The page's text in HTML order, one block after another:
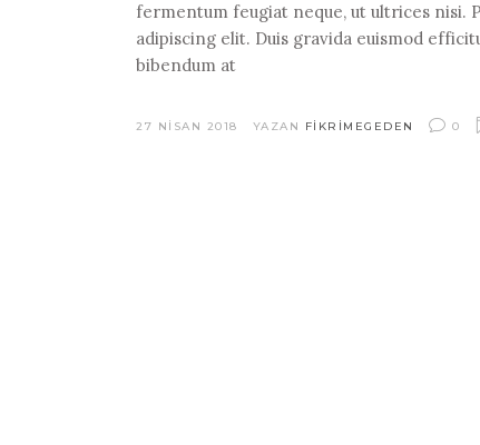
fermentum feugiat neque, ut ultrices nisi.
adipiscing elit. Duis gravida euismod
bibendum at
27 NISAN 2018 YAZAN FIKRIMEGEDEN 0